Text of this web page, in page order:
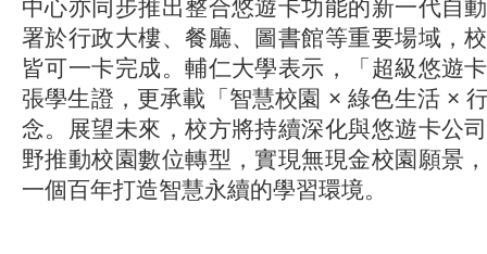
中心亦同步推出整合悠遊卡功能的新一代自
署於行政大樓、餐廳、圖書館等重要場域，
皆可一卡完成。輔仁大學表示，「超級悠遊
張學生證，更承載「智慧校園 × 綠色生活 ×
念。展望未來，校方將持續深化與悠遊卡公
野推動校園數位轉型，實現無現金校園願景
一個百年打造智慧永續的學習環境。